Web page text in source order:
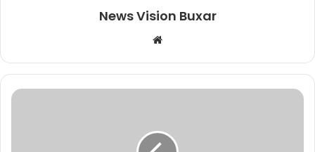
News Vision Buxar
b
s